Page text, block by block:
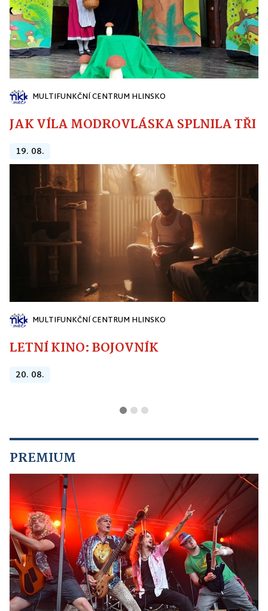
MULTIFUNKČNÍ CENTRUM HLINSKO
JAK VÍLA MODROVLÁSKA SPLNILA
19. 08.
MULTIFUNKČNÍ CENTRUM HLINSKO
LETNÍ KINO: BOJOVNÍK
20. 08.
PREMIUM